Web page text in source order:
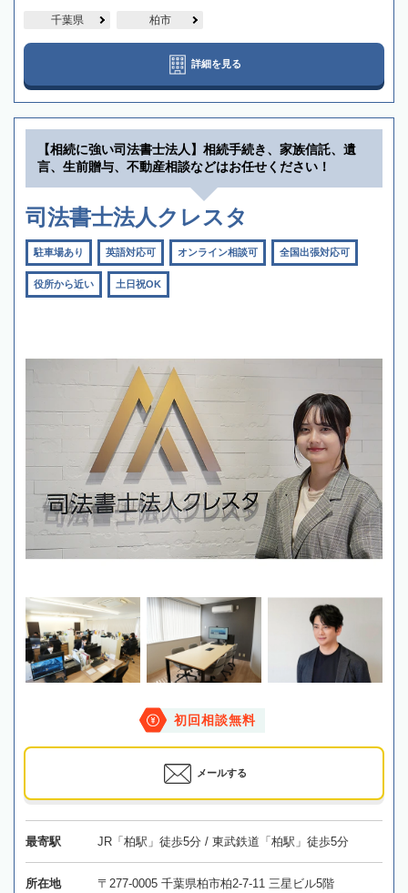
千葉県 柏市
詳細を見る
【相続に強い司法書士法人】相続手続き、家族信託、遺
言、生前贈与、不動産相談などはお任せください！
司法書士法人クレスタ
駐車場あり 英語対応可 オンライン相談可 全国出張対応可
役所から近い 土日祝OK
初回相談無料
メールする
最寄駅 JR「柏駅」徒歩5分 / 東武鉄道「柏駅」徒歩5分
所在地 〒277-0005 千葉県柏市柏2-7-11 三星ビル5階